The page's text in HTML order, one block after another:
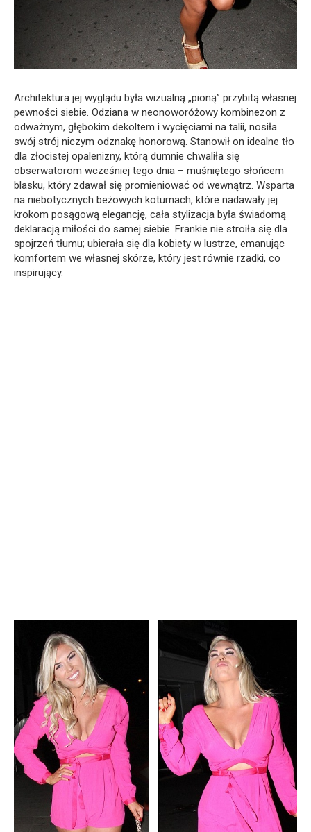
Architektura jej wyglądu była wizualną „pioną” przybitą własnej
pewności siebie. Odziana w neonoworóżowy kombinezon z
odważnym, głębokim dekoltem i wycięciami na talii, nosiła
swój strój niczym odznakę honorową. Stanowił on idealne tło
dla złocistej opalenizny, którą dumnie chwaliła się
obserwatorom wcześniej tego dnia – muśniętego słońcem
blasku, który zdawał się promieniować od wewnątrz. Wsparta
na niebotycznych beżowych koturnach, które nadawały jej
krokom posągową elegancję, cała stylizacja była świadomą
deklaracją miłości do samej siebie. Frankie nie stroiła się dla
spojrzeń tłumu; ubierała się dla kobiety w lustrze, emanując
komfortem we własnej skórze, który jest równie rzadki, co
inspirujący.